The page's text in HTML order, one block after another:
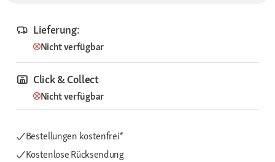
Lieferung:
Nicht verfügbar
Click & Collect
Nicht verfügbar
Bestellungen kostenfrei*
Kostenlose Rücksendung